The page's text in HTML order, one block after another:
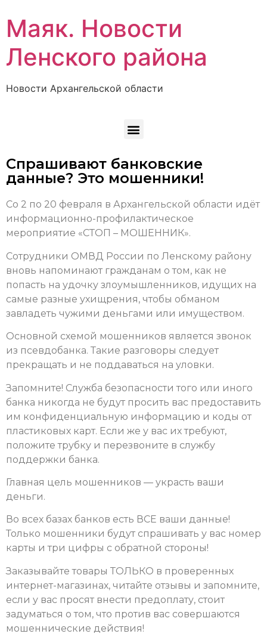
Маяк. Новости
Ленского района
Новости Архангельской области
Спрашивают банковские
данные? Это мошенники!
Со 2 по 20 февраля в Архангельской области идёт
информационно-профилактическое
мероприятие «СТОП – МОШЕННИК».
Сотрудники ОМВД России по Ленскому району
вновь напоминают гражданам о том, как не
попасть на удочку злоумышленников, идущих на
самые разные ухищрения, чтобы обманом
завладеть чужими деньгами или имуществом.
Основной схемой мошенников является звонок
из псевдобанка. Такие разговоры следует
прекращать и не поддаваться на уловки.
Запомните! Служба безопасности того или иного
банка никогда не будут просить вас предоставить
им конфиденциальную информацию и коды от
пластиковых карт. Если же у вас их требуют,
положите трубку и перезвоните в службу
поддержки банка.
Главная цель мошенников — украсть ваши
деньги.
Во всех базах банков есть ВСЕ ваши данные!
Только мошенники будут спрашивать у вас номер
карты и три цифры с обратной стороны!
Заказывайте товары ТОЛЬКО в проверенных
интернет-магазинах, читайте отзывы и запомните,
если у вас просят внести предоплату, стоит
задуматься о том, что против вас совершаются
мошеннические действия!